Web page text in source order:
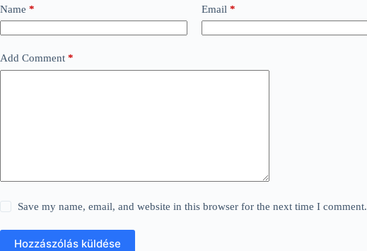
Name * Email *
Add Comment *
Save my name, email, and website in this browser for the next time I comment.
Hozzászólás küldése